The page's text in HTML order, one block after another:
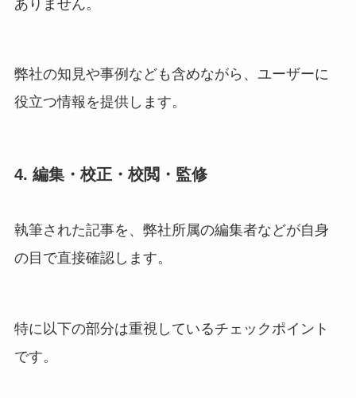
ありません。
弊社の知見や事例なども含めながら、ユーザーに
役立つ情報を提供します。
4. 編集・校正・校閲・監修
執筆された記事を、弊社所属の編集者などが自身
の目で直接確認します。
特に以下の部分は重視しているチェックポイント
です。